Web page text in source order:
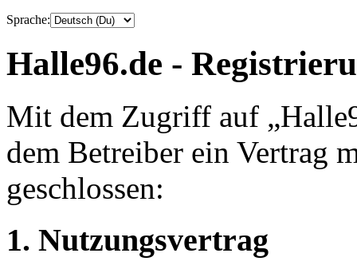
Sprache:
Halle96.de -
Mit dem Zugriff auf
dem Betreiber ein Vertrag
geschlossen:
1. Nutzungsvertrag